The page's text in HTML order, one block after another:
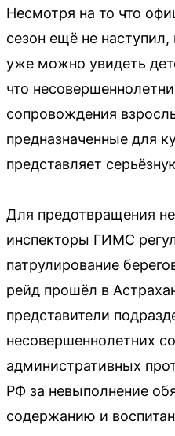
Несмотря на то что
сезон ещё не
уже можно увидеть
что
сопровождения
предназначенные для
представляет
Для предотвращения
инспекторы ГИМС
патрулирование
рейд прошёл в
представители
несовершеннолетних
административных
РФ за невыполнение
содержанию и